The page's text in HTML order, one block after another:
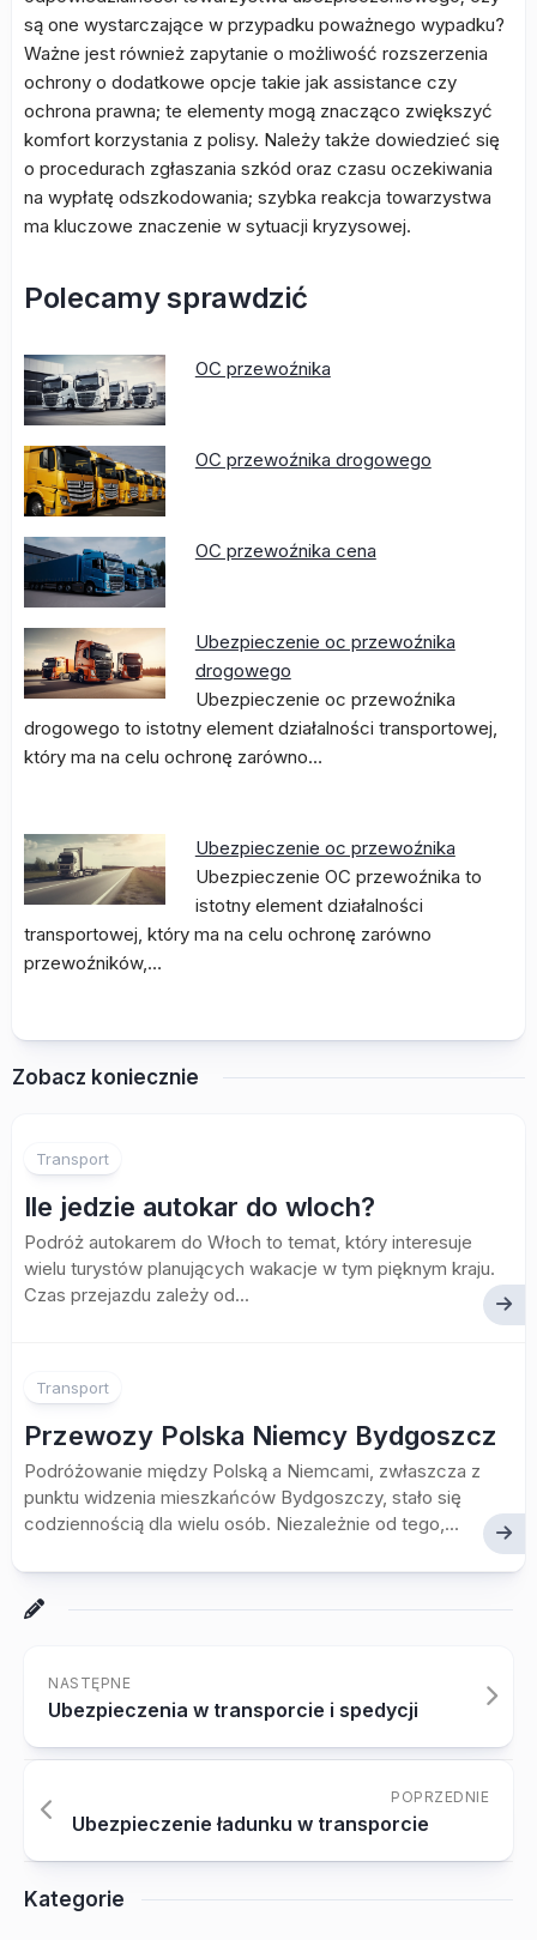
są one wystarczające w przypadku poważnego wypadku?
Ważne jest również zapytanie o możliwość rozszerzenia
ochrony o dodatkowe opcje takie jak assistance czy
ochrona prawna; te elementy mogą znacząco zwiększyć
komfort korzystania z polisy. Należy także dowiedzieć się
o procedurach zgłaszania szkód oraz czasu oczekiwania
na wypłatę odszkodowania; szybka reakcja towarzystwa
ma kluczowe znaczenie w sytuacji kryzysowej.
Polecamy sprawdzić
OC przewoźnika
OC przewoźnika drogowego
OC przewoźnika cena
Ubezpieczenie oc przewoźnika
drogowego
Ubezpieczenie oc przewoźnika
drogowego to istotny element działalności transportowej,
który ma na celu ochronę zarówno…
Ubezpieczenie oc przewoźnika
Ubezpieczenie OC przewoźnika to
istotny element działalności
transportowej, który ma na celu ochronę zarówno
przewoźników,…
Zobacz koniecznie
Transport
Ile jedzie autokar do wloch?
Podróż autokarem do Włoch to temat, który interesuje
wielu turystów planujących wakacje w tym pięknym kraju.
Czas przejazdu zależy od...
Transport
Przewozy Polska Niemcy Bydgoszcz
Podróżowanie między Polską a Niemcami, zwłaszcza z
punktu widzenia mieszkańców Bydgoszczy, stało się
codziennością dla wielu osób. Niezależnie od tego,...
NASTĘPNE
Ubezpieczenia w transporcie i spedycji
POPRZEDNIE
Ubezpieczenie ładunku w transporcie
Kategorie